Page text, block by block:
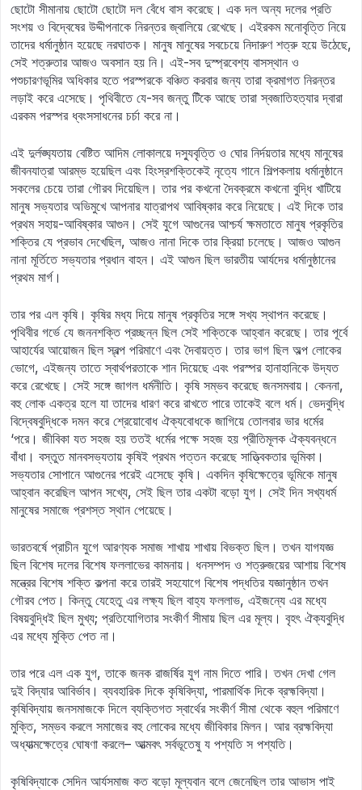
ছোটো সীমানায় ছোটো ছোটো দল বেঁধে বাস করেছে। এক দল অন্য দলের প্রতি
সংশয় ও বিদ্বেষের উদ্দীপনাকে নিরন্তর জ্বালিয়ে রেখেছে। এইরকম মনোবৃত্তি নিয়ে
তাদের ধর্মানুষ্ঠান হয়েছে নরঘাতক। মানুষ মানুষের সবচেয়ে নিদারুণ শত্রু হয়ে উঠেছে,
সেই শত্রুতার আজও অবসান হয় নি। এই-সব দুস্প্রবেশ্য বাসস্থান ও
পশুচারণভূমির অধিকার হতে পরস্পরকে বঞ্চিত করবার জন্য তারা ক্রমাগত নিরন্তর
লড়াই করে এসেছে। পৃথিবীতে যে-সব জন্তু টিঁকে আছে তারা স্বজাতিহত্যার দ্বারা
এরকম পরস্পর ধ্বংসসাধনের চর্চা করে না।
এই দুর্লঙ্ঘ্যতায় বেষ্টিত আদিম লোকালয়ে দস্যুবৃত্তি ও ঘোর নির্দয়তার মধ্যে মানুষের
জীবনযাত্রা আরম্ভ হয়েছিল এবং হিংস্রশক্তিকেই নৃত্যে গানে শিল্পকলায় ধর্মানুষ্ঠানে
সকলের চেয়ে তারা গৌরব দিয়েছিল। তার পর কখনো দৈবক্রমে কখনো বুদ্ধি খাটিয়ে
মানুষ সভ্যতার অভিমুখে আপনার যাত্রাপথ আবিষ্কার করে নিয়েছে। এই দিকে তার
প্রথম সহায়-আবিষ্কার আগুন। সেই যুগে আগুনের আশ্চর্য ক্ষমতাতে মানুষ প্রকৃতির
শক্তির যে প্রভাব দেখেছিল, আজও নানা দিকে তার ক্রিয়া চলেছে। আজও আগুন
নানা মূর্তিতে সভ্যতার প্রধান বাহন। এই আগুন ছিল ভারতীয় আর্যদের ধর্মানুষ্ঠানের
প্রথম মার্গ।
তার পর এল কৃষি। কৃষির মধ্য দিয়ে মানুষ প্রকৃতির সঙ্গে সখ্য স্থাপন করেছে।
পৃথিবীর গর্ভে যে জননশক্তি প্রচ্ছন্ন ছিল সেই শক্তিকে আহ্বান করেছে। তার পূর্বে
আহার্যের আয়োজন ছিল স্বল্প পরিমাণে এবং দৈবায়ত্ত। তার ভাগ ছিল অল্প লোকের
ভোগে, এইজন্য তাতে স্বার্থপরতাকে শান দিয়েছে এবং পরস্পর হানাহানিকে উদ্যত
করে রেখেছে। সেই সঙ্গে জাগল ধর্মনীতি। কৃষি সম্ভব করেছে জনসমবায়। কেননা,
বহু লোক একত্র হলে যা তাদের ধারণ করে রাখতে পারে তাকেই বলে ধর্ম। ভেদবুদ্ধি
বিদ্বেষবুদ্ধিকে দমন করে শ্রেয়োবোধ ঐক্যবোধকে জাগিয়ে তোলবার ভার ধর্মের
‘পরে। জীবিকা যত সহজ হয় ততই ধর্মের পক্ষে সহজ হয় প্রীতিমূলক ঐক্যবন্ধনে
বাঁধা। বস্তুত মানবসভ্যতায় কৃষিই প্রথম পত্তন করেছে সাত্ত্বিকতার ভূমিকা।
সভ্যতার সোপানে আগুনের পরেই এসেছে কৃষি। একদিন কৃষিক্ষেত্রে ভূমিকে মানুষ
আহ্বান করেছিল আপন সখ্যে, সেই ছিল তার একটা বড়ো যুগ। সেই দিন সখ্যধর্ম
মানুষের সমাজে প্রশস্ত স্থান পেয়েছে।
ভারতবর্ষে প্রাচীন যুগে আরণ্যক সমাজ শাখায় শাখায় বিভক্ত ছিল। তখন যাগযজ্ঞ
ছিল বিশেষ দলের বিশেষ ফললাভের কামনায়। ধনসম্পদ ও শত্রুজয়ের আশায় বিশেষ
মন্ত্রের বিশেষ শক্তি কল্পনা করে তারই সহযোগে বিশেষ পদ্ধতির যজ্ঞানুষ্ঠান তখন
গৌরব পেত। কিন্তু যেহেতু এর লক্ষ্য ছিল বাহ্য ফললাভ, এইজন্যে এর মধ্যে
বিষয়বুদ্ধিই ছিল মুখ্য; প্রতিযোগিতার সংকীর্ণ সীমায় ছিল এর মূল্য। বৃহৎ ঐক্যবুদ্ধি
এর মধ্যে মুক্তি পেত না।
তার পরে এল এক যুগ, তাকে জনক রাজর্ষির যুগ নাম দিতে পারি। তখন দেখা গেল
দুই বিদ্যার আবির্ভাব। ব্যবহারিক দিকে কৃষিবিদ্যা, পারমার্থিক দিকে ব্রহ্মবিদ্যা।
কৃষিবিদ্যায় জনসমাজকে দিলে ব্যক্তিগত স্বার্থের সংকীর্ণ সীমা থেকে বহুল পরিমাণে
মুক্তি, সম্ভব করলে সমাজের বহু লোকের মধ্যে জীবিকার মিলন। আর ব্রহ্মবিদ্যা
অধ্যাত্মক্ষেত্রে ঘোষণা করলে– আত্মবৎ সর্বভূতেষু য পশ্যতি স পশ্যতি।
কৃষিবিদ্যাকে সেদিন আর্যসমাজ কত বড়ো মূল্যবান বলে জেনেছিল তার আভাস পাই